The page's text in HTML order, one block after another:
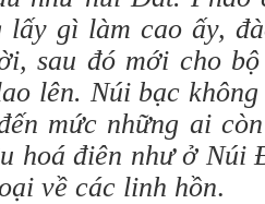
lấy gì làm cao ấy,
sau đó mới cho
lên. Núi bạc
mức những ai
hoá điên như ở
về các linh hồn.